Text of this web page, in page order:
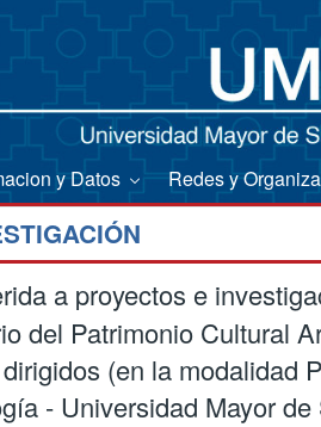
y Datos Redes y
a proyectos e
del Patrimonio Cultural
(en la modalidad
- Universidad Mayor de